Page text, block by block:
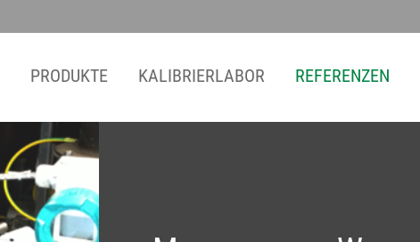
gmbh.com
PRODUKTE KALIBRIERLABOR REFERENZEN